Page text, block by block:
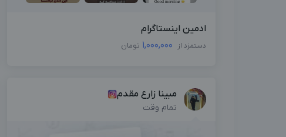
ادمین اینستاگرام
دستمزد از 1,000,000 تومان
مبینا زارع مقدم
تمام وقت